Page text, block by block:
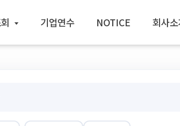
기업연수 NOTICE 회사